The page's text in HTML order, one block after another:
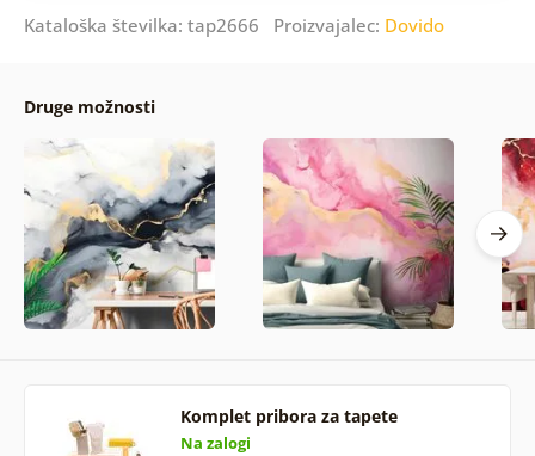
Kataloška številka: tap2666 Proizvajalec: Dovido
Druge možnosti
Komplet pribora za tapete
Na zalogi